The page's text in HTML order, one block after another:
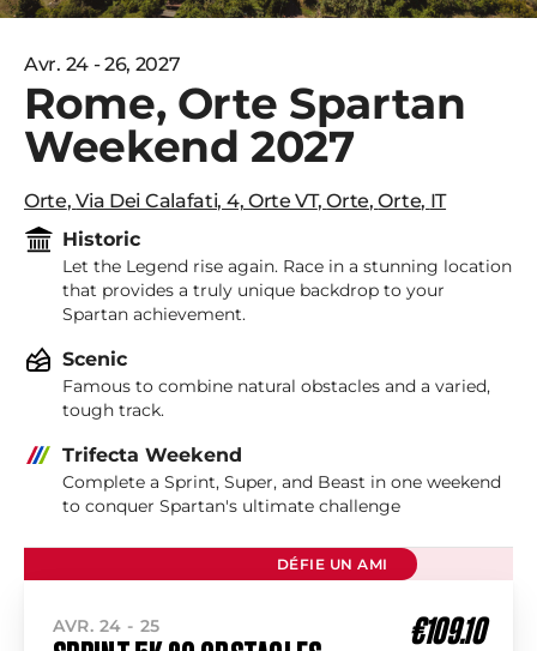
Avr. 24 - 26, 2027
Rome, Orte Spartan
Weekend 2027
Orte,Via Dei Calafati, 4, Orte VT,Orte,Orte, IT
Historic
Let the Legend rise again. Race in a stunning location
that provides a truly unique backdrop to your
Spartan achievement.
Scenic
Famous to combine natural obstacles and a varied,
tough track.
Trifecta Weekend
Complete a Sprint, Super, and Beast in one weekend
to conquer Spartan's ultimate challenge
DÉFIE UN AMI
AVR. 24 - 25 €109.10